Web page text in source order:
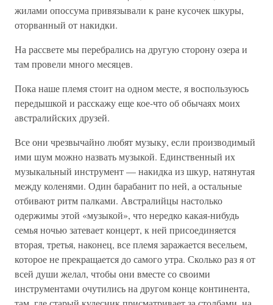
жилами опоссума привязывали к ране кусочек шкуры,
оторванный от накидки.
На рассвете мы перебрались на другую сторону озера и
там провели много месяцев.
Пока наше племя стоит на одном месте, я воспользуюсь
передышкой и расскажу еще кое-что об обычаях моих
австралийских друзей.
Все они чрезвычайно любят музыку, если производимый
ими шум можно назвать музыкой. Единственный их
музыкальный инструмент — накидка из шкур, натянутая
между коленями. Один барабанит по ней, а остальные
отбивают ритм палками. Австралийцы настолько
одержимы этой «музыкой», что нередко какая-нибудь
семья ночью затевает концерт, к ней присоединяется
вторая, третья, наконец, все племя заражается весельем,
которое не прекращается до самого утра. Сколько раз я от
всей души желал, чтобы они вместе со своими
инструментами очутились на другом конце континента,